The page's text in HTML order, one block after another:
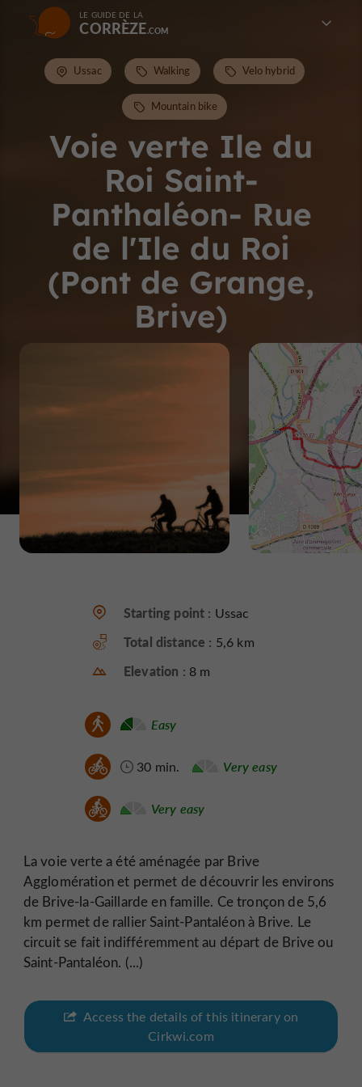
LE GUIDE DE LA
CORRÈZE
Voie verte Ile du
Roi Saint-
Panthaléon- Rue
de l'Ile du Roi
(Pont de Grange,
Brive)
Ussac Walking Velo hybrid
Mountain bike
Starting point : Ussac
Total distance : 5,6 km
Elevation : 8 m
Easy
30 min. Very easy
Very easy
La voie verte a été aménagée par Brive
Agglomération et permet de découvrir les environs
de Brive-la-Gaillarde en famille. Ce tronçon de 5,6
km permet de rallier Saint-Pantaléon à Brive. Le
circuit se fait indifféremment au départ de Brive ou
Saint-Pantaléon. (...)
Access the details of this itinerary on
Cirkwi.com